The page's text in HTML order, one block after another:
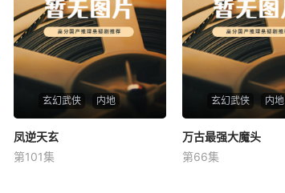
玄幻武侠 内地
凤逆天玄
未知
凤逆天玄
第101集
玄幻武侠 内地
万古最强大魔头
未知
万古最强大魔头
第66集